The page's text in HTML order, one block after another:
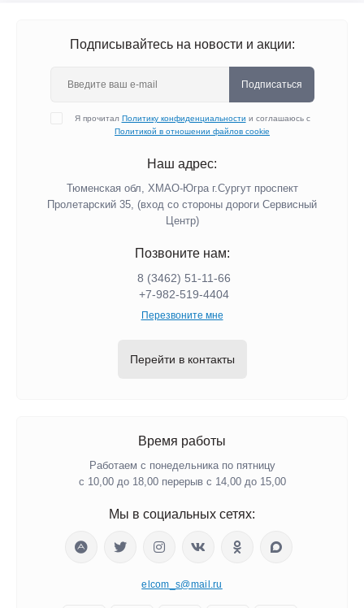
Подписывайтесь на новости и акции:
Подписаться
Я прочитал Политику конфиденциальности и соглашаюсь с
Политикой в отношении файлов cookie
Наш адрес:
Тюменская обл, ХМАО-Югра г.Сургут проспект
Пролетарский 35, (вход со стороны дороги Сервисный
Центр)
Позвоните нам:
8 (3462) 51-11-66
+7-982-519-4404
Перезвоните мне
Перейти в контакты
Время работы
Работаем с понедельника по пятницу
с 10,00 до 18,00 перерыв с 14,00 до 15,00
Мы в социальных сетях:
elcom_s@mail.ru